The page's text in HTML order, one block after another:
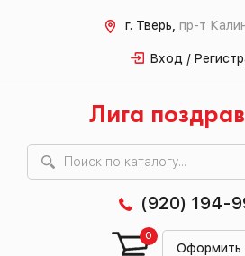
г. Тверь, пр-т
Вход /
Лига
(920) 194-
Оформить
0